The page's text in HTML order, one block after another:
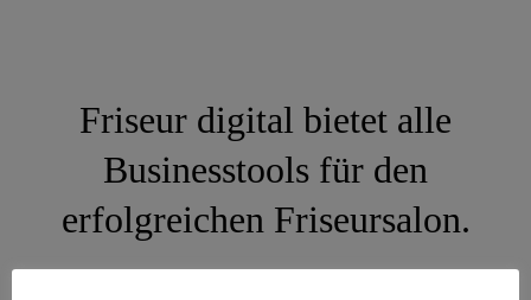
Friseur digital bietet alle
Businesstools für den
erfolgreichen Friseursalon.